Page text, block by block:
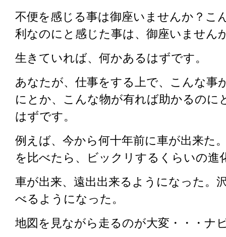
不便を感じる事は御座いませんか？こ
利なのにと感じた事は、御座いません
生きていれば、何かあるはずです。
あなたが、仕事をする上で、こんな事
にとか、こんな物が有れば助かるのに
はずです。
例えば、今から何十年前に車が出来た
を比べたら、ビックリするくらいの進
車が出来、遠出出来るようになった。
べるようになった。
地図を見ながら走るのが大変・・・ナ